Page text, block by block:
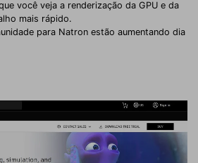
você veja a renderização da GPU e da
mais rápido.
para Natron estão aumentando dia